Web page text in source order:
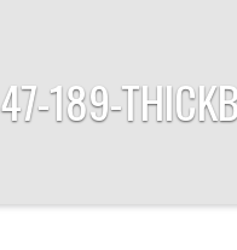
47-189-